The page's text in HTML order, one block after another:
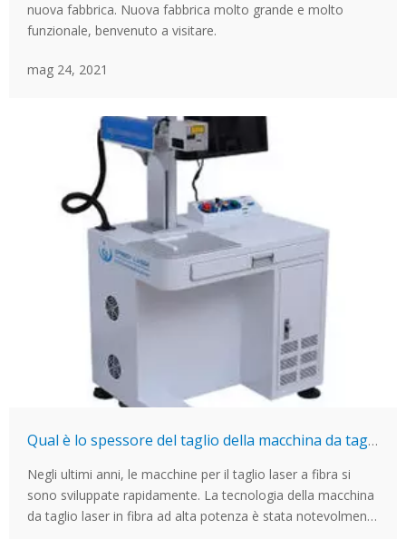
nuova fabbrica. Nuova fabbrica molto grande e molto
funzionale, benvenuto a visitare.
mag 24, 2021
Qual è lo spessore del taglio della macchina da taglio laser in fibra?
Negli ultimi anni, le macchine per il taglio laser a fibra si
sono sviluppate rapidamente. La tecnologia della macchina
da taglio laser in fibra ad alta potenza è stata notevolmente